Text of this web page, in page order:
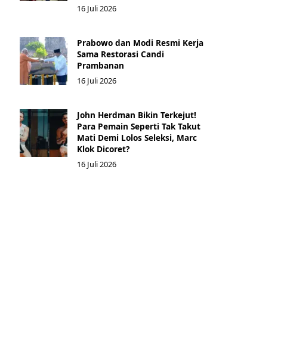
16 Juli 2026
Prabowo dan Modi Resmi Kerja
Sama Restorasi Candi
Prambanan
16 Juli 2026
John Herdman Bikin Terkejut!
Para Pemain Seperti Tak Takut
Mati Demi Lolos Seleksi, Marc
Klok Dicoret?
16 Juli 2026